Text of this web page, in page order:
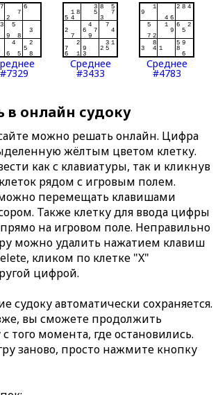
#7329
Среднее
#3433
Среднее
#4783
в онлайн судоку
можно решать онлайн. Цифра
жёлтым цветом клетку.
как с клавиатуры, так и кликнув
рядом с игровым полем.
перемещать клавишами
Также клетку для ввода цифры
на игровом поле. Неправильно
можно удалить нажатием клавиш
кликом по клетке "X"
цифрой.
судоку автоматически сохраняется.
вы сможете продолжить
того момента, где остановились.
заново, просто нажмите кнопку